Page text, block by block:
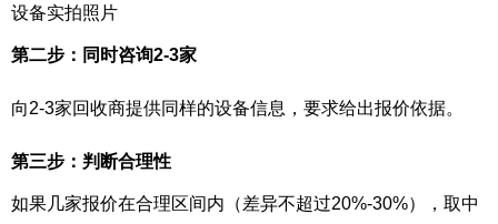
设备实拍照片
第二步：同时咨询2-3家
向2-3家回收商提供同样的设备信息，要求给出报价依据。
第三步：判断合理性
如果几家报价在合理区间内（差异不超过20%-30%），取中